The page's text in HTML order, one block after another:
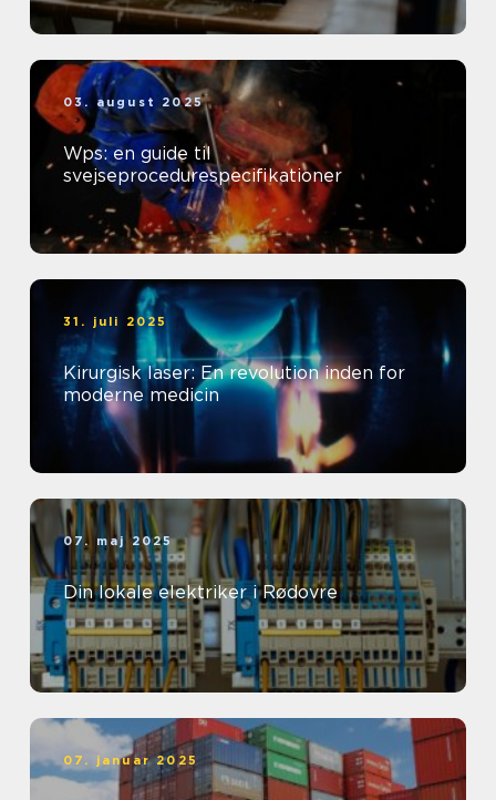
03. august 2025
Wps: en guide til
svejseprocedurespecifikationer
31. juli 2025
Kirurgisk laser: En revolution inden for
moderne medicin
07. maj 2025
Din lokale elektriker i Rødovre
07. januar 2025